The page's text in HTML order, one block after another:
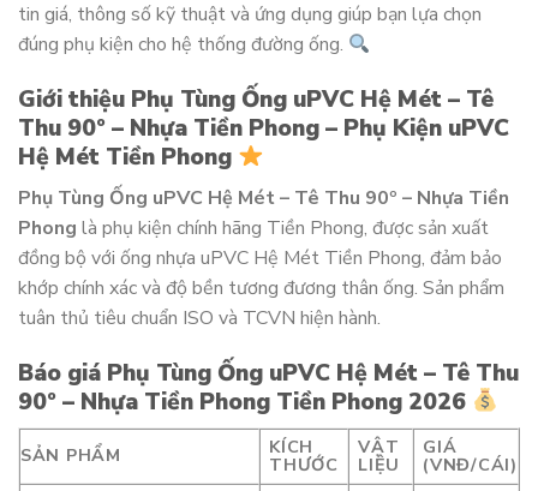
tin giá, thông số kỹ thuật và ứng dụng giúp bạn lựa chọn
đúng phụ kiện cho hệ thống đường ống.
Giới thiệu Phụ Tùng Ống uPVC Hệ Mét – Tê
Thu 90º – Nhựa Tiền Phong – Phụ Kiện uPVC
Hệ Mét Tiền Phong
Phụ Tùng Ống uPVC Hệ Mét – Tê Thu 90º – Nhựa Tiền
Phong là phụ kiện chính hãng Tiền Phong, được sản xuất
đồng bộ với ống nhựa uPVC Hệ Mét Tiền Phong, đảm bảo
khớp chính xác và độ bền tương đương thân ống. Sản phẩm
tuân thủ tiêu chuẩn ISO và TCVN hiện hành.
Báo giá Phụ Tùng Ống uPVC Hệ Mét – Tê Thu
90º – Nhựa Tiền Phong Tiền Phong 2026
SẢN PHẨM KÍCH
THƯỚC
VẬT
LIỆU
GIÁ
(VNĐ/CÁI)